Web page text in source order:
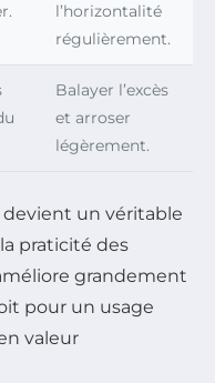
l’horizontalité
régulièrement.
Balayer l’excès
et arroser
légèrement.
devient un véritable
praticité des
grandement
pour un usage
valeur